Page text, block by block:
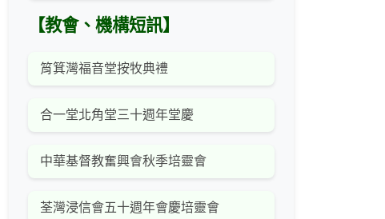
【教會、機構短訊】
筲箕灣福音堂按牧典禮
合一堂北角堂三十週年堂慶
中華基督教奮興會秋季培靈會
荃灣浸信會五十週年會慶培靈會